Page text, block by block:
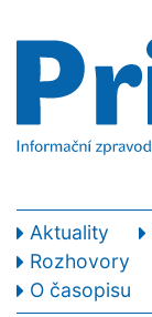
Aktuality
Rozhovory
O časopisu